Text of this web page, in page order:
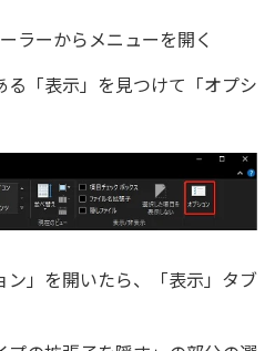
ラーからメニューを開く
る「表示」を見つけて「オプシ
ン」を開いたら、「表示」タブ